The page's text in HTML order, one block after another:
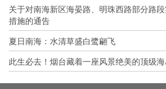
关于对南海新区海晏路、明珠西路部分路
措施的通告
夏日南海：水清草盛白鹭翩飞
此生必去！烟台藏着一座风景绝美的顶级